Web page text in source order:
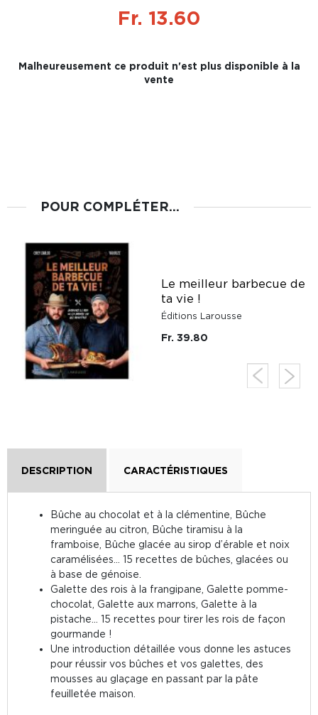
Fr. 13.60
Malheureusement ce produit n'est plus disponible à la
vente
POUR COMPLÉTER...
Le meilleur barbecue de
ta vie !
Éditions Larousse
Fr. 39.80
DESCRIPTION CARACTÉRISTIQUES
Bûche au chocolat et à la clémentine, Bûche
meringuée au citron, Bûche tiramisu à la
framboise, Bûche glacée au sirop d’érable et noix
caramélisées… 15 recettes de bûches, glacées ou
à base de génoise.
Galette des rois à la frangipane, Galette pomme-
chocolat, Galette aux marrons, Galette à la
pistache… 15 recettes pour tirer les rois de façon
gourmande !
Une introduction détaillée vous donne les astuces
pour réussir vos bûches et vos galettes, des
mousses au glaçage en passant par la pâte
feuilletée maison.